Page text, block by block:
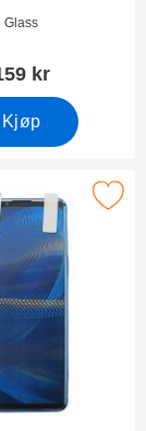
41236
Glass
kr
Kjøp
(XQ-BQ52) som
Sony Xperia